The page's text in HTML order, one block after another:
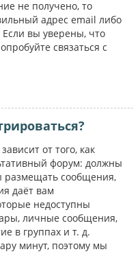
не получено, то
адрес email либо
вы уверены, что
связаться с
от того, как
форум: должны
размещать сообщения,
даёт вам
недоступны
личные сообщения,
в группах и т. д.
минут, поэтому мы